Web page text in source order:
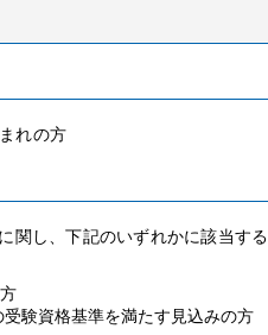
れの方
関し、下記のいずれかに該当す
験資格基準を満たす見込みの方